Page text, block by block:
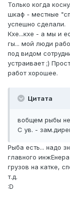
Только когда
шкаф - местные
успешно сделали.
Кхе...кхе - а мы и
гы... мой люди
под видом
устраивает ;)
работ хорошее.
Цитата
вобщем рыбы
С ув. -
Рыба есть... надо
главного
грузов на катке,
т.д.
:D